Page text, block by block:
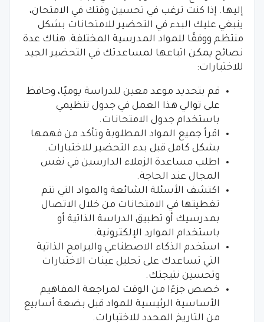
إليها. إذا كنت ترغب في تحسين وقتك في الامتحان،
ينبغي عليك البدء في التحضير للامتحانات بشكل
منتظم ووفقًا للمواد المدرسية المختلفة. هناك عدة
نصائح يمكن اتباعها لمساعدتك في التحضير الجيد
للاختبارات:
قم بتحديد موعد معين للدراسة يوميًا، وحافظ
على توالي هذا العمل في جدول تنظيمي
باستخدام جدول الامتحانات.
اقرأ جميع المواد المطلوبة وتأكد من فهمها
بشكل كامل قبل بدء التحضير للاختبارات.
اطلب مساعدة الزملاء الدارسين في نفس
المجال عند الحاجة.
اكتشف الأسئلة الشائعة والمواد التي تتم
تغطيتها في الامتحانات من خلال الاتصال
بمدرسيك أو تطبيق الدراسة الذاتية أو
باستخدام الموارد الإلكترونية.
استخدم الذكاء الاصطناعي والبرامج الذاتية
التي تساعدك على تحليل عينات الاختبارات
وتحسين نتيجتك.
خصص جزءًا من الوقت لمراجعة المفاهيم
الأساسية الرئيسية للمواد قبل بضعة أسابيع
من التاريخ المحدد للاختبارات.